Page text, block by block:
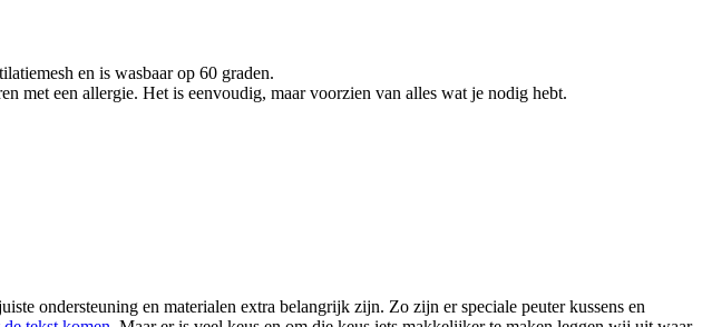
en is wasbaar op 60 graden.
met een allergie. Het is eenvoudig, maar voorzien van alles wat je nodig hebt.
ondersteuning en materialen extra belangrijk zijn. Zo zijn er speciale peuter kussens en